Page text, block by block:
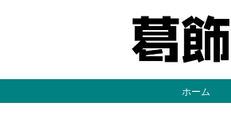
ホーム